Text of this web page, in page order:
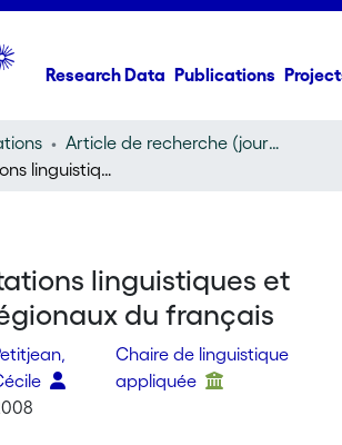
Research Data Publications
Article de recherche (journal article)
Représentations linguistiques et accents régionaux du français
linguistiques et
du français
Chaire de linguistique
appliquée